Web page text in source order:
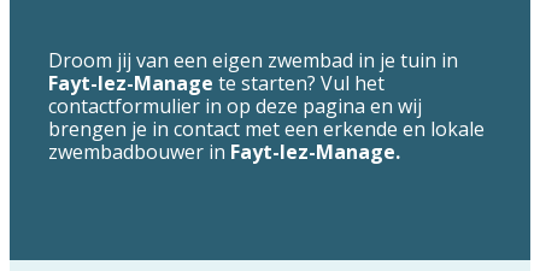
Droom jij van een eigen zwembad in je tuin in
Fayt-lez-Manage te starten? Vul het
contactformulier in op deze pagina en wij
brengen je in contact met een erkende en lokale
zwembadbouwer in Fayt-lez-Manage.